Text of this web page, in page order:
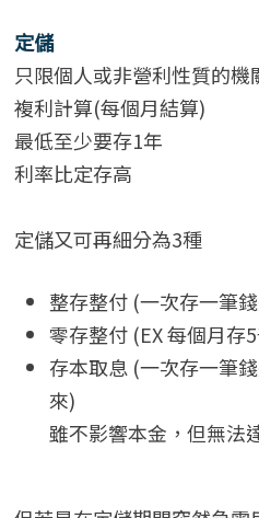
定儲
只限個人或非營利性質的
複利計算(每個月結算)
最低至少要存1年
利率比定存高
定儲又可再細分為3種
整存整付 (一次存一筆
零存整付 (EX 每個月存
存本取息 (一次存一筆
來)
雖不影響本金，但無